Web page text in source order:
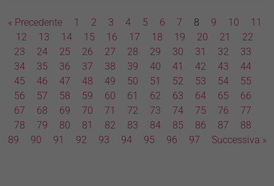
« Precedente 1 2 3 4 5 6 7 8 9 10
11
12
13 14 15 16 17 18 19 20 21
22
23
24 25 26 27 28 29 30 31 32
33
34
35 36 37 38 39 40 41 42 43
44
45
46 47 48 49 50 51 52 53 54
55
56
57 58 59 60 61 62 63 64 65
66
67
68 69 70 71 72 73 74 75 76
77
78
79 80 81 82 83 84 85 86 87
88
89
90 91 92 93 94 95 96 97 Successiva »